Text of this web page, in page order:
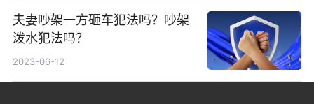
夫妻吵架一方砸车犯法吗？吵架
泼水犯法吗？
2023-06-12